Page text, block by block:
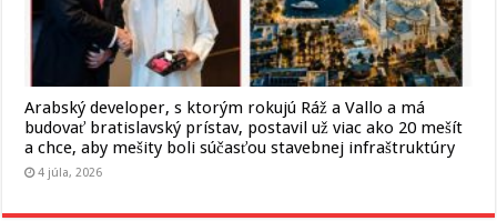
Arabský developer, s ktorým rokujú Ráž a Vallo a má
budovať bratislavský prístav, postavil už viac ako 20 mešít
a chce, aby mešity boli súčasťou stavebnej infraštruktúry
4 júla, 2026